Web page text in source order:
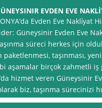
EVDEN EVE
Evden Eve Nakli̇yat
Güneysinir Evden Eve
süreci herkes için
paketlenmesi, taşınması,
aşamalar birçok zahmetli iş
hizmet veren Güneysinir
biz, taşınma sürecinizi